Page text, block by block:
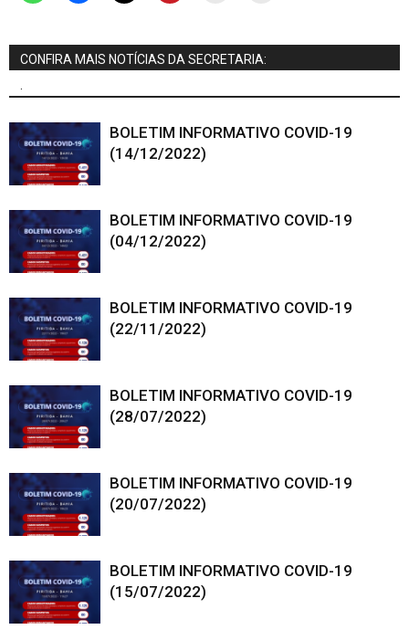
CONFIRA MAIS NOTÍCIAS DA SECRETARIA:
BOLETIM INFORMATIVO COVID-19
(14/12/2022)
BOLETIM INFORMATIVO COVID-19
(04/12/2022)
BOLETIM INFORMATIVO COVID-19
(22/11/2022)
BOLETIM INFORMATIVO COVID-19
(28/07/2022)
BOLETIM INFORMATIVO COVID-19
(20/07/2022)
BOLETIM INFORMATIVO COVID-19
(15/07/2022)